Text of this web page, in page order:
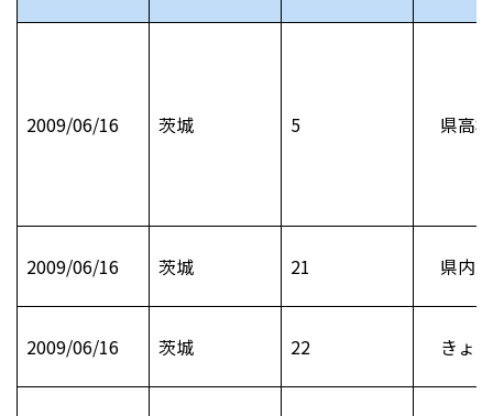
2009/06/16 茨城 5 県高
2009/06/16 茨城 21 県内
2009/06/16 茨城 22 きょ